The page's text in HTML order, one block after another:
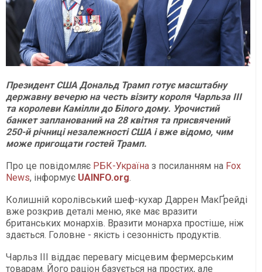
Президент США Дональд Трамп готує масштабну
державну вечерю на честь візиту короля Чарльза ІІІ
та королеви Камілли до Білого дому. Урочистий
банкет запланований на 28 квітня та присвячений
250-й річниці незалежності США і вже відомо, чим
може пригощати гостей Трамп.
Про це повідомляє РБК-Україна з посиланням на Fox
News, інформує UAINFO.org.
Колишній королівський шеф-кухар Даррен МакҐрейді
вже розкрив деталі меню, яке має вразити
британських монархів. Вразити монарха простіше, ніж
здається. Головне - якість і сезонність продуктів.
Чарльз ІІІ віддає перевагу місцевим фермерським
товарам. Його раціон базується на простих, але